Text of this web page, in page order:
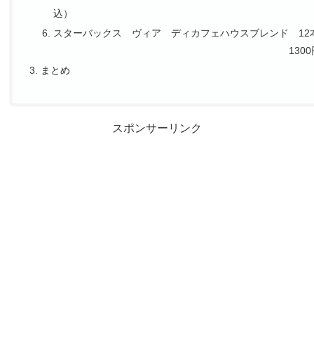
込）
スターバックス ヴィア ディカフェハウスブレンド 12
1300円（税
まとめ
スポンサーリンク